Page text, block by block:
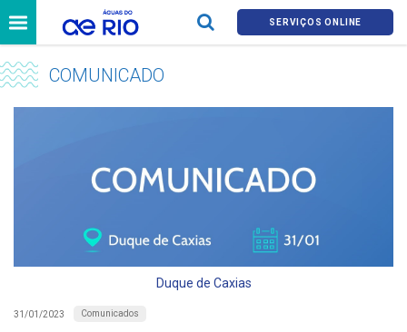
SERVIÇOS ONLINE
COMUNICADO
Duque de Caxias
31/01/2023 Comunicados